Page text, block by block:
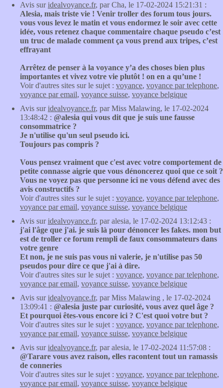
Avis suridealvoyance.fr, par Cha, le 17-02-2024 15:21:31 :
Alesia, mais triste vie ! Venir troller des forum tous jours.
vous vous levez le matin et vous endormez le soir avec cette
idée, vous retenez chaque commentaire chaque pseudo c’est
un truc de malade comment ça vous prend aux tripes, c’est
effrayant
Arrêtez de penser à la voyance y’a des choses bien plus
importantes et vivez votre vie plutôt ! on en a qu’une !
Voir d'autres sites sur le sujet : voyance, voyance par telephone,
voyance par email, voyance suisse, voyance belgique
Avis suridealvoyance.fr, par Miss Malawing, le 17-02-2024
13:48:42 : @alesia qui vous dit que je suis une fausse
consommatrice ?
Je n'utilise qu'un seul pseudo ici.
Toujours pas compris ?
Vous pensez vraiment que c'est avec votre comportement de
petite connasse aigrie que vous dénoncerez quoi que ce soit ?
Vous ne voyez pas que personne ici ne vous défend avec des
avis constructifs ?
Voir d'autres sites sur le sujet : voyance, voyance par telephone,
voyance par email, voyance suisse, voyance belgique
Avis suridealvoyance.fr, par alesia, le 17-02-2024 13:12:43 :
j'ai l'âge que j'ai. je suis là pour dénoncer les fakes. mon but
est de troller ce forum rempli de faux consommateurs dans
votre genre
Et non, je ne suis pas vous ni valerie, je n'utilise pas 50
pseudos pour dire ce que j'ai à dire.
Voir d'autres sites sur le sujet : voyance, voyance par telephone,
voyance par email, voyance suisse, voyance belgique
Avis suridealvoyance.fr, par Miss Malawing , le 17-02-2024
13:09:41 : @alesia juste par curiosité, vous avez quel âge ?
Et pourquoi êtes-vous encore ici ? C'est quoi votre but ?
Voir d'autres sites sur le sujet : voyance, voyance par telephone,
voyance par email, voyance suisse, voyance belgique
Avis suridealvoyance.fr, par alesia, le 17-02-2024 11:57:08 :
@Tarare vous avez raison, elles racontent tout un ramassis
de conneries
Voir d'autres sites sur le sujet : voyance, voyance par telephone,
voyance par email, voyance suisse, voyance belgique